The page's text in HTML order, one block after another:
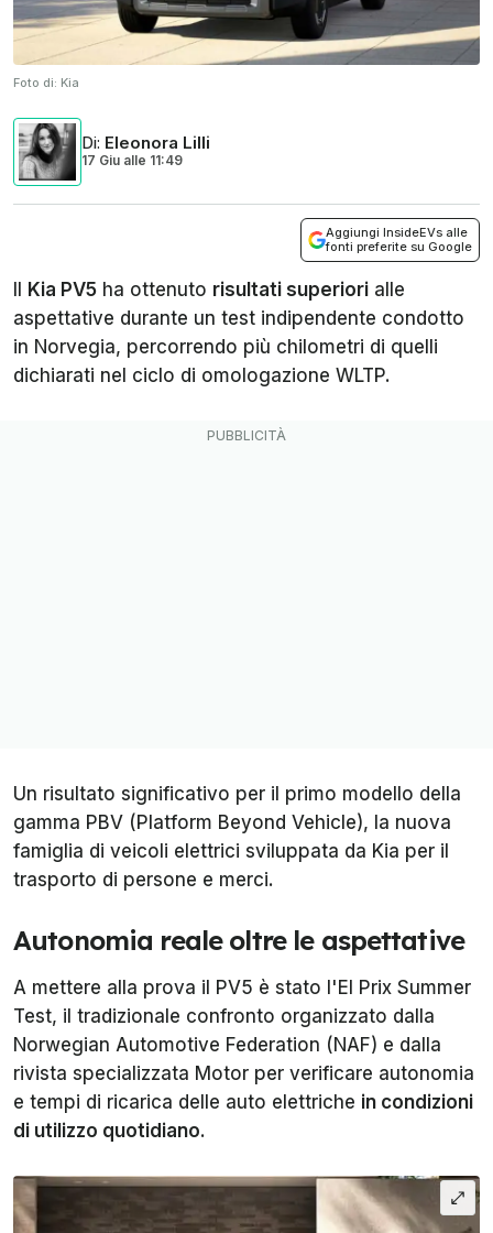
Foto di: Kia
Di: Eleonora Lilli
17 Giu alle 11:49
Aggiungi InsideEVs alle
fonti preferite su Google
Kia PV5 ha ottenuto risultati superiori alle
aspettative durante un test indipendente condotto
in Norvegia, percorrendo più chilometri di quelli
dichiarati nel ciclo di omologazione WLTP.
Un risultato significativo per il primo modello della
gamma PBV (Platform Beyond Vehicle), la nuova
famiglia di veicoli elettrici sviluppata da Kia per il
trasporto di persone e merci.
Autonomia reale oltre le aspettative
A mettere alla prova il PV5 è stato l' El Prix Summer
Test, il tradizionale confronto organizzato dalla
Norwegian Automotive Federation (NAF) e dalla
rivista specializzata Motor per verificare autonomia
e tempi di ricarica delle auto elettriche in condizioni
di utilizzo quotidiano.